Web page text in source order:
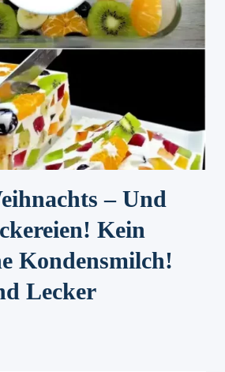
– Und
Kein
Kondensmilch!
Lecker